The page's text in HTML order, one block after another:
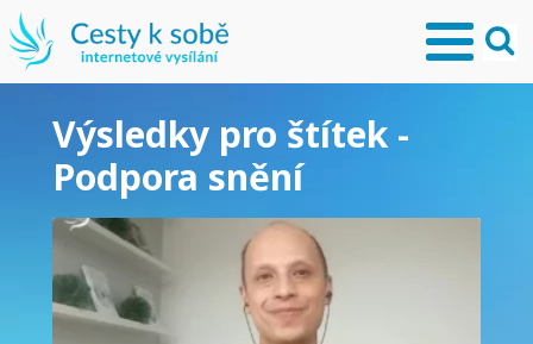
Výsledky pro štítek -
Podpora snění